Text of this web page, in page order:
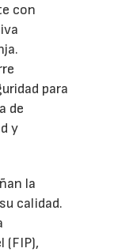
con
para
de
y
la
calidad.
(FIP),